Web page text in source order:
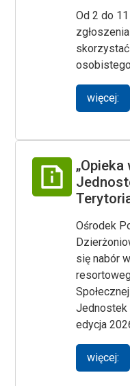
Od 2 do
więcej:
Ośrodek
się nabór
Jednostek
edycja
więcej: